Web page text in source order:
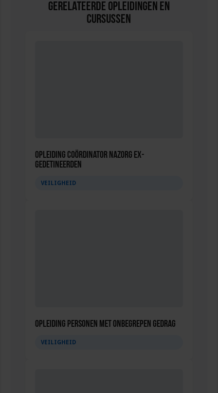
Gerelateerde Opleidingen en
Cursussen
Opleiding Coördinator nazorg ex-
gedetineerden
VEILIGHEID
Opleiding Personen met onbegrepen gedrag
VEILIGHEID